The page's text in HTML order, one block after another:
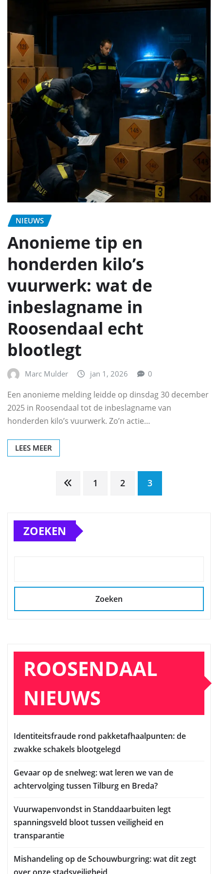
NIEUWS
Anonieme tip en
honderden kilo’s
vuurwerk: wat de
inbeslagname in
Roosendaal echt
blootlegt
Marc Mulder jan 1, 2026 0
Een anonieme melding leidde op dinsdag 30 december
2025 in Roosendaal tot de inbeslagname van
honderden kilo’s vuurwerk. Zo’n actie…
LEES MEER
Berichten
paginering
1 2 3
ZOEKEN
Zoeken
ROOSENDAAL
NIEUWS
Identiteitsfraude rond pakketafhaalpunten: de
zwakke schakels blootgelegd
Gevaar op de snelweg: wat leren we van de
achtervolging tussen Tilburg en Breda?
Vuurwapenvondst in Standdaarbuiten legt
spanningsveld bloot tussen veiligheid en
transparantie
Mishandeling op de Schouwburgring: wat dit zegt